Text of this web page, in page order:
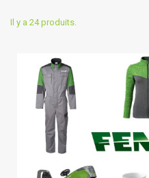
Il y a 24 produits.